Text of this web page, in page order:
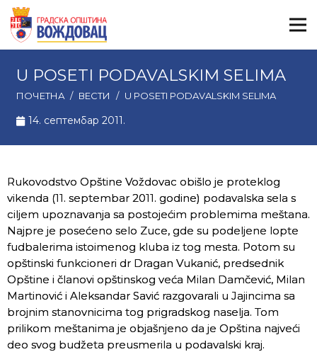
U POSETI PODAVALSKIM SELIMA
ПОЧЕТНА / ВЕСТИ / U POSETI PODAVALSKIM SELIMA
14. септембар 2011.
Rukovodstvo Opštine Voždovac obišlo je proteklog
vikenda (11. septembar 2011. godine) podavalska sela s
ciljem upoznavanja sa postojećim problemima meštana.
Najpre je posećeno selo Zuce, gde su podeljene lopte
fudbalerima istoimenog kluba iz tog mesta. Potom su
opštinski funkcioneri dr Dragan Vukanić, predsednik
Opštine i članovi opštinskog veća Milan Damčević, Milan
Martinović i Aleksandar Savić razgovarali u Jajincima sa
brojnim stanovnicima tog prigradskog naselja. Tom
prilikom meštanima je objašnjeno da je Opština najveći
deo svog budžeta preusmerila u podavalski kraj.